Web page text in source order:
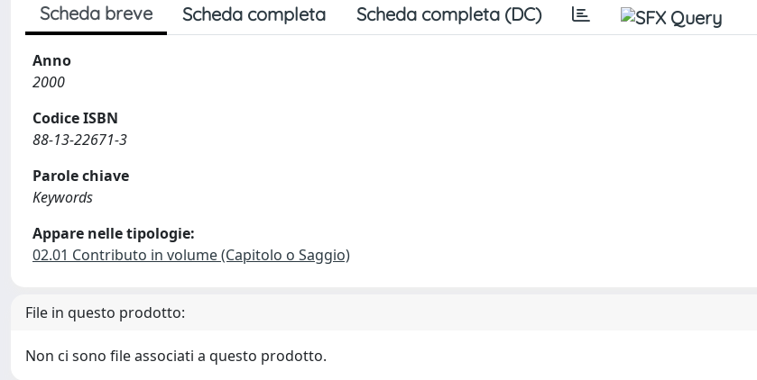
Scheda breve Scheda completa Scheda completa (DC)
Anno
2000
Codice ISBN
88-13-22671-3
Parole chiave
Keywords
Appare nelle tipologie:
02.01 Contributo in volume (Capitolo o Saggio)
File in questo prodotto:
Non ci sono file associati a questo prodotto.